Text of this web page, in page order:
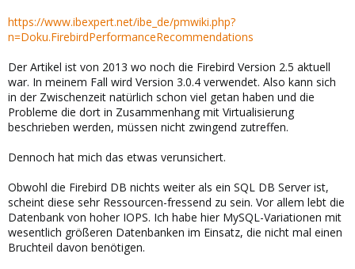
https://www.ibexpert.net/ibe_de/pmwiki.php?
n=Doku.FirebirdPerformanceRecommendations
Der Artikel ist von 2013 wo noch die Firebird Version 2.5 aktuell
war. In meinem Fall wird Version 3.0.4 verwendet. Also kann sich
in der Zwischenzeit natürlich schon viel getan haben und die
Probleme die dort in Zusammenhang mit Virtualisierung
beschrieben werden, müssen nicht zwingend zutreffen.
Dennoch hat mich das etwas verunsichert.
Obwohl die Firebird DB nichts weiter als ein SQL DB Server ist,
scheint diese sehr Ressourcen-fressend zu sein. Vor allem lebt die
Datenbank von hoher IOPS. Ich habe hier MySQL-Variationen mit
wesentlich größeren Datenbanken im Einsatz, die nicht mal einen
Bruchteil davon benötigen.